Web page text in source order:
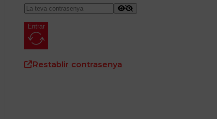
Entrar
Restablir contrasenya